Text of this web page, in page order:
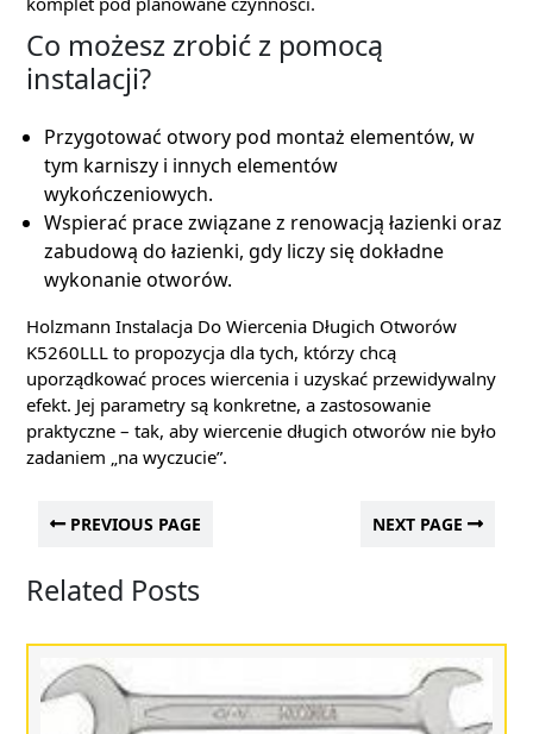
Co możesz zrobić z pomocą
instalacji?
Przygotować otwory pod montaż elementów, w
tym karniszy i innych elementów
wykończeniowych.
Wspierać prace związane z renowacją łazienki oraz
zabudową do łazienki, gdy liczy się dokładne
wykonanie otworów.
Holzmann Instalacja Do Wiercenia Długich Otworów
K5260LLL to propozycja dla tych, którzy chcą
uporządkować proces wiercenia i uzyskać przewidywalny
efekt. Jej parametry są konkretne, a zastosowanie
praktyczne – tak, aby wiercenie długich otworów nie było
zadaniem „na wyczucie”.
PREVIOUS PAGE NEXT PAGE
Related Posts